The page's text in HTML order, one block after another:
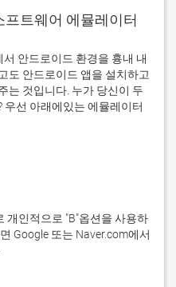
프트웨어 에뮬레이터
안드로이드 환경을 흉내 내
도 안드로이드 앱을 설치하고
는 것입니다. 누가 당신이 두
우선 아래에있는 에뮬레이터
Google 또는 Naver.com에서